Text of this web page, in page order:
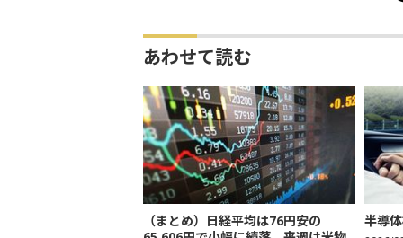
あわせて読む
（まとめ）日経平均は76円安の
半導